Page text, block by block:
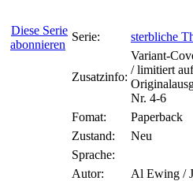
Diese Serie
abonnieren
Serie: sterbliche
Zusatzinfo:
Variant-
/ limitiert
Nr. 4-6
Fomat:
Paperback
Zustand:
Neu
Sprache:
Autor:
Al Ewing /